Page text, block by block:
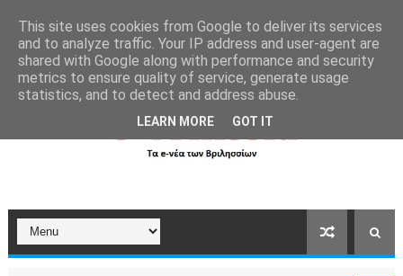
This site uses cookies from Google to deliver its services
and to analyze traffic. Your IP address and user-agent are
shared with Google along with performance and security
metrics to ensure quality of service, generate usage
statistics, and to detect and address abuse.
LEARN MORE GOT IT